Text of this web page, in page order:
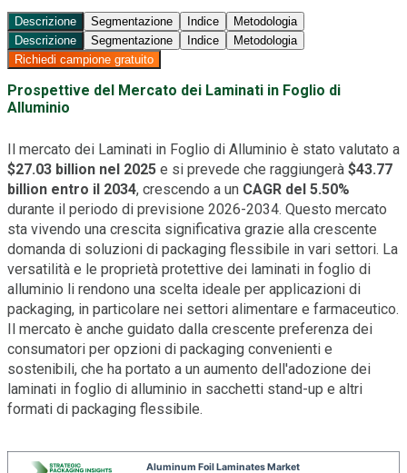
Descrizione Segmentazione Indice
Metodologia
Descrizione
Segmentazione Indice
Metodologia
Richiedi campione gratuito
Prospettive del Mercato dei Laminati in Foglio di
Alluminio
Il mercato dei Laminati in Foglio di Alluminio è stato valutato a
$27.03 billion nel 2025 e si prevede che raggiungerà $43.77
billion entro il 2034, crescendo a un CAGR del 5.50%
durante il periodo di previsione 2026-2034. Questo mercato
sta vivendo una crescita significativa grazie alla crescente
domanda di soluzioni di packaging flessibile in vari settori. La
versatilità e le proprietà protettive dei laminati in foglio di
alluminio li rendono una scelta ideale per applicazioni di
packaging, in particolare nei settori alimentare e farmaceutico.
Il mercato è anche guidato dalla crescente preferenza dei
consumatori per opzioni di packaging convenienti e
sostenibili, che ha portato a un aumento dell'adozione dei
laminati in foglio di alluminio in sacchetti stand-up e altri
formati di packaging flessibile.